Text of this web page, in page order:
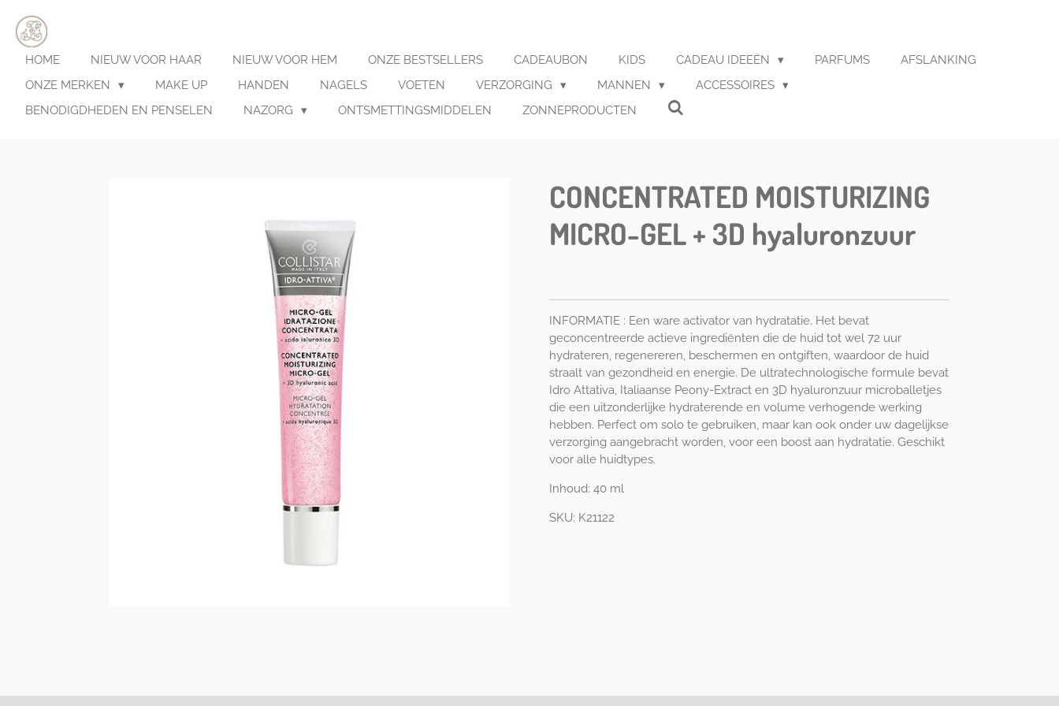
Ga
direct
naar
hoofdinhoud
HOME NIEUW VOOR HAAR NIEUW VOOR HEM ONZE BESTSELLERS CADEAUBON KIDS CADEAU IDEEËN PARFUMS
AFSLANKING
ONZE MERKEN
MAKE UP HANDEN NAGELS VOETEN VERZORGING MANNEN
ACCESSOIRES
BENODIGDHEDEN EN PENSELEN
NAZORG ONTSMETTINGSMIDDELEN ZONNEPRODUCTEN
CONCENTRATED MOISTURIZING
MICRO-GEL + 3D hyaluronzuur
INFORMATIE : Een ware activator van hydratatie. Het bevat
geconcentreerde actieve ingrediënten die de huid tot wel 72 uur
hydrateren, regenereren, beschermen en ontgiften, waardoor de huid
straalt van gezondheid en energie. De ultratechnologische formule bevat
Idro Attativa, Italiaanse Peony-Extract en 3D hyaluronzuur microballetjes
die een uitzonderlijke hydraterende en volume verhogende werking
hebben. Perfect om solo te gebruiken, maar kan ook onder uw dagelijkse
verzorging aangebracht worden, voor een boost aan hydratatie. Geschikt
voor alle huidtypes.
Inhoud: 40 ml
SKU: K21122